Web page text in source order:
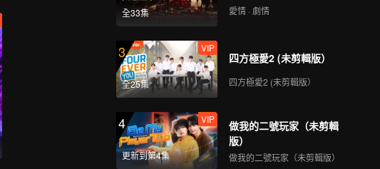
全33集 愛情 · 劇情
3
全25集
VIP
四方極愛2 (未剪輯版）
四方極愛2 (未剪輯版）
4
更新到第4集
VIP
做我的二號玩家（未剪輯
版）
做我的二號玩家（未剪輯版）